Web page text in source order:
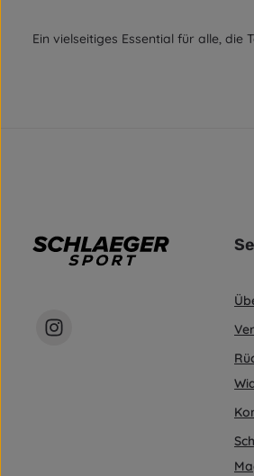
Ein vielseitiges Essential für alle, die